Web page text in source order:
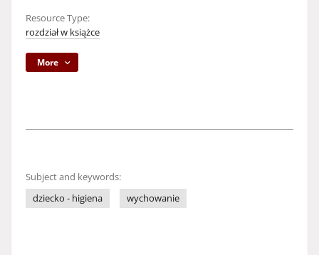
Resource Type:
rozdział w książce
More
Subject and keywords:
dziecko - higiena
wychowanie